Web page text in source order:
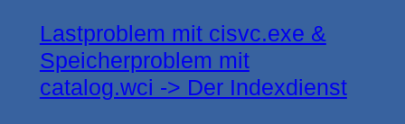
Lastproblem mit cisvc.exe &
Speicherproblem mit
catalog.wci -> Der Indexdienst